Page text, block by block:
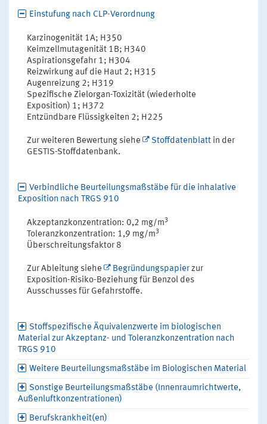
Einstufung nach CLP-Verordnung
Karzinogenität 1A; H350
Keimzellmutagenität 1B; H340
Aspirationsgefahr 1; H304
Reizwirkung auf die Haut 2; H315
Augenreizung 2; H319
Spezifische Zielorgan-Toxizität (wiederholte
Exposition) 1; H372
Entzündbare Flüssigkeiten 2; H225
Zur weiteren Bewertung siehe Stoffdatenblatt in der
GESTIS-Stoffdatenbank.
Verbindliche Beurteilungsmaßstäbe für die inhalative
Exposition nach TRGS 910
Akzeptanzkonzentration: 0,2 mg/m3
Toleranzkonzentration: 1,9 mg/m3
Überschreitungsfaktor 8
Zur Ableitung siehe Begründungspapier zur
Exposition-Risiko-Beziehung für Benzol des
Ausschusses für Gefahrstoffe.
Stoffspezifische Äquivalenzwerte im biologischen
Material zur Akzeptanz- und Toleranzkonzentration nach
TRGS 910
Weitere Beurteilungsmaßstäbe im Biologischen Material
Sonstige Beurteilungsmaßstäbe (Innenraumrichtwerte,
Außenluftkonzentrationen)
Berufskrankheit(en)